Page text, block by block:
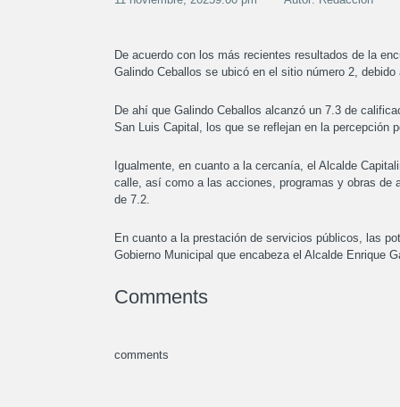
De acuerdo con los más recientes resultados de la
Galindo Ceballos se ubicó en el sitio número 2,
De ahí que Galindo Ceballos alcanzó un 7.3 de
San Luis Capital, los que se reflejan en la percepción
Igualmente, en cuanto a la cercanía, el Alcalde
calle, así como a las acciones, programas y obras de
de 7.2.
En cuanto a la prestación de servicios públicos, las
Gobierno Municipal que encabeza el Alcalde Enrique
Comments
comments